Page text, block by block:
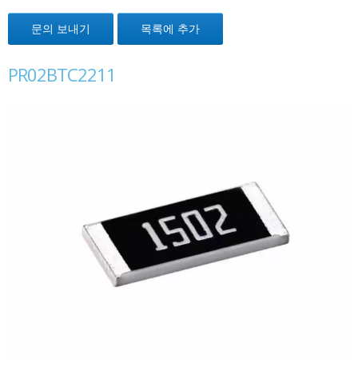
문의 보내기 목록에 추가
PR02BTC2211